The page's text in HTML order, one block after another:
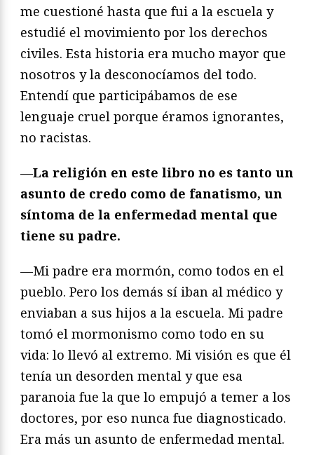
me cuestioné hasta que fui a la escuela y
estudié el movimiento por los derechos
civiles. Esta historia era mucho mayor que
nosotros y la desconocíamos del todo.
Entendí que participábamos de ese
lenguaje cruel porque éramos ignorantes,
no racistas.
—La religión en este libro no es tanto un
asunto de credo como de fanatismo, un
síntoma de la enfermedad mental que
tiene su padre.
—Mi padre era mormón, como todos en el
pueblo. Pero los demás sí iban al médico y
enviaban a sus hijos a la escuela. Mi padre
tomó el mormonismo como todo en su
vida: lo llevó al extremo. Mi visión es que él
tenía un desorden mental y que esa
paranoia fue la que lo empujó a temer a los
doctores, por eso nunca fue diagnosticado.
Era más un asunto de enfermedad mental.